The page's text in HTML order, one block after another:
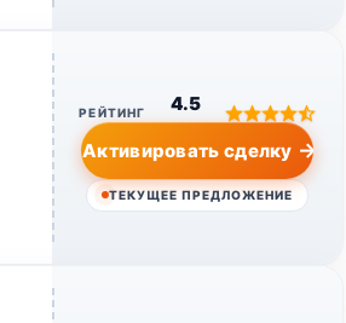
РЕЙТИНГ 4.5
Активировать сделку
ТЕКУЩЕЕ ПРЕДЛОЖЕНИЕ